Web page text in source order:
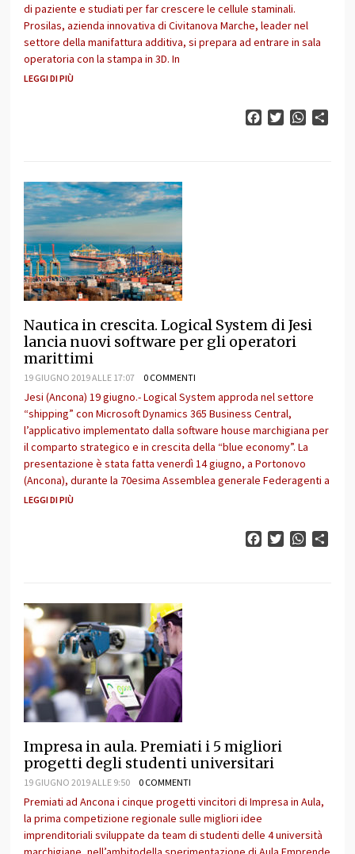
di paziente e studiati per far crescere le cellule staminali.
Prosilas, azienda innovativa di Civitanova Marche, leader nel
settore della manifattura additiva, si prepara ad entrare in sala
operatoria con la stampa in 3D. In
LEGGI DI PIÙ
FacebookTwitter
Nautica in crescita. Logical System di Jesi
lancia nuovi software per gli operatori
marittimi
19 GIUGNO 2019 ALLE 17:07 0 COMMENTI
Jesi (Ancona) 19 giugno.- Logical System approda nel settore
“shipping” con Microsoft Dynamics 365 Business Central,
l’applicativo implementato dalla software house marchigiana per
il comparto strategico e in crescita della “blue economy”. La
presentazione è stata fatta venerdì 14 giugno, a Portonovo
(Ancona), durante la 70esima Assemblea generale Federagenti a
LEGGI DI PIÙ
FacebookTwitter
Impresa in aula. Premiati i 5 migliori
progetti degli studenti universitari
19 GIUGNO 2019 ALLE 9:50 0 COMMENTI
Premiati ad Ancona i cinque progetti vincitori di Impresa in Aula,
la prima competizione regionale sulle migliori idee
imprenditoriali sviluppate da team di studenti delle 4 università